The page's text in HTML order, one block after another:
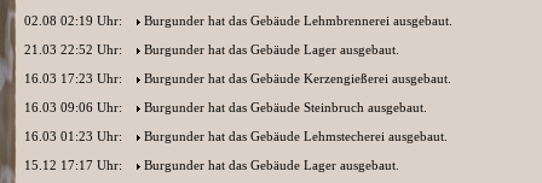
02.08 02:19 Uhr:
Burgunder hat das Gebäude Lehmbrennerei ausgebaut.
21.03 22:52 Uhr:
Burgunder hat das Gebäude Lager ausgebaut.
16.03 17:23 Uhr:
Burgunder hat das Gebäude Kerzengießerei ausgebaut.
16.03 09:06 Uhr:
Burgunder hat das Gebäude Steinbruch ausgebaut.
16.03 01:23 Uhr:
Burgunder hat das Gebäude Lehmstecherei ausgebaut.
15.12 17:17 Uhr:
Burgunder hat das Gebäude Lager ausgebaut.